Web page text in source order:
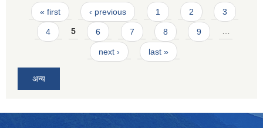
Pages
« first ‹ previous 1 2 3
4 5 6 7 8 9 …
next › last »
अन्य